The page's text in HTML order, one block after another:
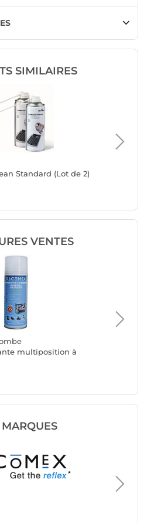
SIMILAIRES
Standard (Lot de 2)
VENTES
multiposition à
(150 g)